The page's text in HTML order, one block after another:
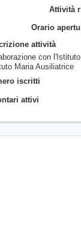
Attività
Orario
attività
con
Maria Ausiliatrice
iscritti
attivi